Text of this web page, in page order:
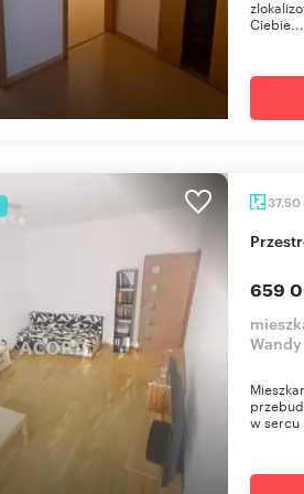
Ciebie...
37,50
659
Wandy
w sercu